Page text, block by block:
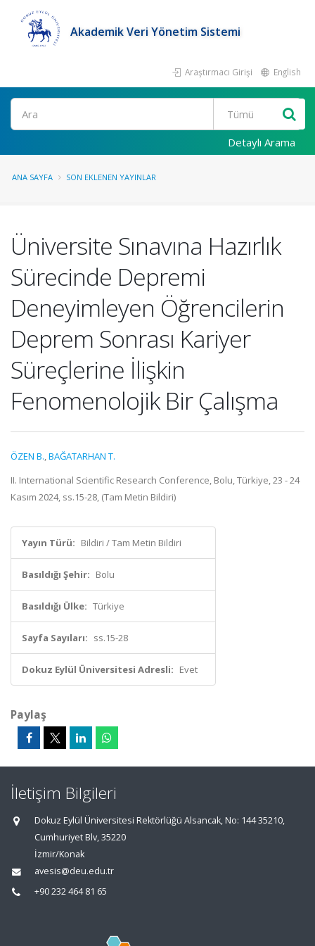
Akademik Veri Yönetim Sistemi
Araştırmacı Girişi English
Ara
Detaylı Arama
ANA SAYFA SON EKLENEN YAYINLAR
Üniversite Sınavına Hazırlık
Sürecinde Depremi
Deneyimleyen Öğrencilerin
Deprem Sonrası Kariyer
Süreçlerine İlişkin
Fenomenolojik Bir Çalışma
ÖZEN B.,BAĞATARHAN T.
II. International Scientific Research Conference, Bolu, Türkiye, 23 - 24
Kasım 2024, ss.15-28, (Tam Metin Bildiri)
Yayın Türü: Bildiri / Tam Metin Bildiri
Basıldığı Şehir: Bolu
Basıldığı Ülke: Türkiye
Sayfa Sayıları: ss.15-28
Dokuz Eylül Üniversitesi Adresli: Evet
Paylaş
İletişim Bilgileri
Dokuz Eylül Üniversitesi Rektörlüğü Alsancak, No: 144 35210,
Cumhuriyet Blv, 35220
İzmir/Konak
avesis@deu.edu.tr
+90 232 464 81 65